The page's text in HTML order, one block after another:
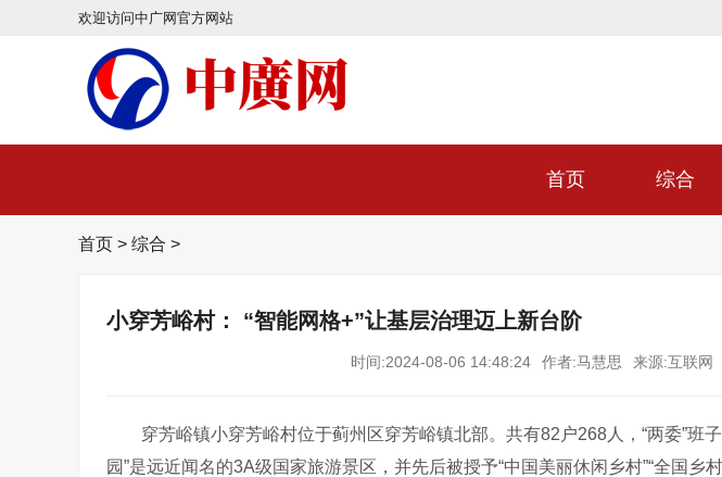
欢迎访问中广网官方网站
首页 综合
首页 > 综合 >
小穿芳峪村： “智能网格+”让基层治理迈上新台阶
时间:2024-08-06 14:48:24 作者:马慧思 来源:互联网
穿芳峪镇小穿芳峪村位于蓟州区穿芳峪镇北部。共有82 户268 人，“两委”班
园”是远近闻名的3A级国家旅游景区，并先后被授予“中国美丽休闲乡村”“全国乡